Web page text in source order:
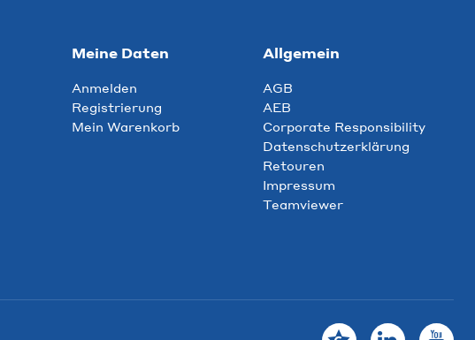
Meine Daten
Anmelden
Registrierung
Mein Warenkorb
Allgemein
AGB
AEB
Corporate Responsibility
Datenschutzerklärung
Retouren
Impressum
Teamviewer